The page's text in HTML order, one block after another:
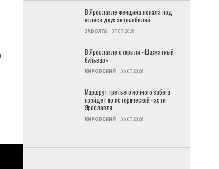
В Ярославле женщина попала под
колеса двух автомобилей
ЗАВОЛГА 07.07.2026
В Ярославле открыли «Шахматный
бульвар»
КИРОВСКИЙ 06.07.2026
Маршрут третьего ночного забега
пройдет по исторической части
Ярославля
КИРОВСКИЙ 06.07.2026